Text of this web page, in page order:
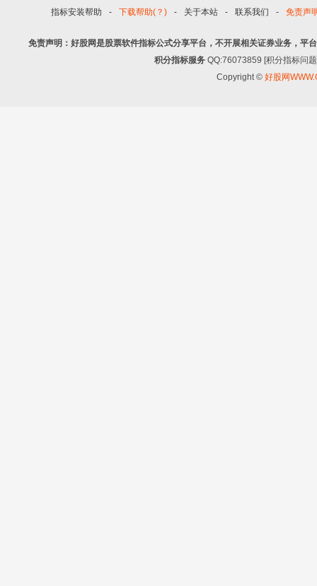
指标安装帮助 - 下载帮助(？) - 关于本站 - 联系我们 - 免责声
免责声明：好股网是股票软件指标公式分享平台，不开展相关证券业务，平
积分指标服务 QQ:76073859 [积分指标问
Copyright © 好股网